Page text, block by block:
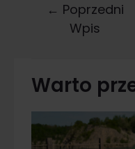
← Poprzedni
Wpis
Warto